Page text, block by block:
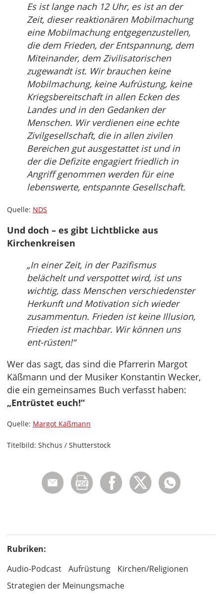
Es ist lange nach 12 Uhr, es ist an der
Zeit, dieser reaktionären Mobilmachung
eine Mobilmachung entgegenzustellen,
die dem Frieden, der Entspannung, dem
Miteinander, dem Zivilisatorischen
zugewandt ist. Wir brauchen keine
Mobilmachung, keine Aufrüstung, keine
Kriegsbereitschaft in allen Ecken des
Landes und in den Gedanken der
Menschen. Wir verdienen eine echte
Zivilgesellschaft, die in allen zivilen
Bereichen gut ausgestattet ist und in
der die Defizite engagiert friedlich in
Angriff genommen werden für eine
lebenswerte, entspannte Gesellschaft.
Quelle: NDS
Und doch – es gibt Lichtblicke aus
Kirchenkreisen
„In einer Zeit, in der Pazifismus
belächelt und verspottet wird, ist uns
wichtig, dass Menschen verschiedenster
Herkunft und Motivation sich wieder
zusammentun. Frieden ist keine Illusion,
Frieden ist machbar. Wir können uns
ent-rüsten!“
Wer das sagt, das sind die Pfarrerin Margot
Käßmann und der Musiker Konstantin Wecker,
die ein gemeinsames Buch verfasst haben:
„Entrüstet euch!“
Quelle: Margot Käßmann
Titelbild: Shchus / Shutterstock
Rubriken:
Audio-Podcast
Aufrüstung
Kirchen/Religionen
Strategien der Meinungsmache